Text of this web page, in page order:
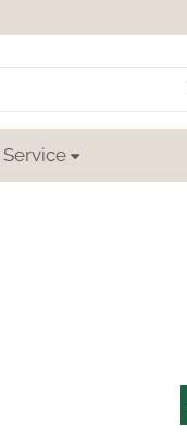
Service